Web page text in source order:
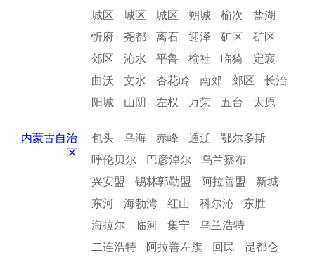
城区
城区 城区 朔城 榆次
盐湖
忻府
尧都 离石 迎泽 矿区
矿区
郊区
沁水 平鲁 榆社 临猗
定襄
曲沃
文水 杏花岭 南郊 郊区
长治
阳城
山阴 左权 万荣 五台 太原
内蒙古自治
区
包头 乌海 赤峰 通辽
鄂尔多斯
呼伦贝尔
巴彦淖尔
乌兰察布
兴安盟
锡林郭勒盟 阿拉善盟
新城
东河
海勃湾 红山 科尔沁
东胜
海拉尔
临河 集宁
乌兰浩特
二连浩特
阿拉善左旗 回民
昆都仑